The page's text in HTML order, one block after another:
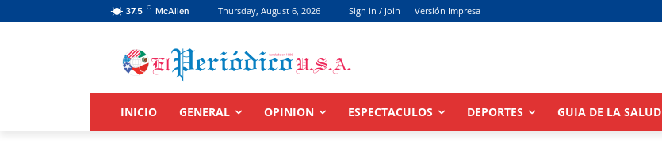
37.5 C McAllen Thursday, August 6, 2026 Sign in / Join Versión Impresa
INICIO GENERAL OPINION ESPECTACULOS DEPORTES GUIA DE LA SALUD